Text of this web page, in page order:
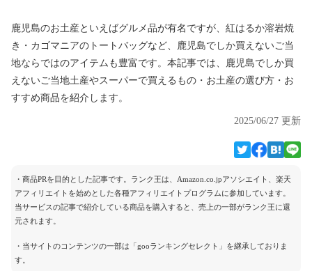
鹿児島のお土産といえばグルメ品が有名ですが、紅はるか溶岩焼
き・カゴマニアのトートバッグなど、鹿児島でしか買えないご当
地ならではのアイテムも豊富です。本記事では、鹿児島でしか買
えないご当地土産やスーパーで買えるもの・お土産の選び方・お
すすめ商品を紹介します。
2025/06/27 更新
・商品PRを目的とした記事です。ランク王は、Amazon.co.jpアソシエイト、楽天
アフィリエイトを始めとした各種アフィリエイトプログラムに参加しています。
当サービスの記事で紹介している商品を購入すると、売上の一部がランク王に還
元されます。
・当サイトのコンテンツの一部は「gooランキングセレクト」を継承しておりま
す。